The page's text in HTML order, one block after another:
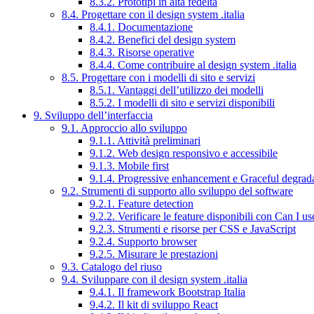
8.4. Progettare con il design system .italia
8.4.1. Documentazione
8.4.2. Benefici del design system
8.4.3. Risorse operative
8.4.4. Come contribuire al design system .italia
8.5. Progettare con i modelli di sito e servizi
8.5.1. Vantaggi dell’utilizzo dei modelli
8.5.2. I modelli di sito e servizi disponibili
9. Sviluppo dell’interfaccia
9.1. Approccio allo sviluppo
9.1.1. Attività preliminari
9.1.2. Web design responsivo e accessibile
9.1.3. Mobile first
9.1.4. Progressive enhancement e Graceful
9.2. Strumenti di supporto allo sviluppo del software
9.2.1. Feature detection
9.2.2. Verificare le feature disponibili con Can I
9.2.3. Strumenti e risorse per CSS e JavaScript
9.2.4. Supporto browser
9.2.5. Misurare le prestazioni
9.3. Catalogo del riuso
9.4. Sviluppare con il design system .italia
9.4.1. Il framework Bootstrap Italia
9.4.2. Il kit di sviluppo React